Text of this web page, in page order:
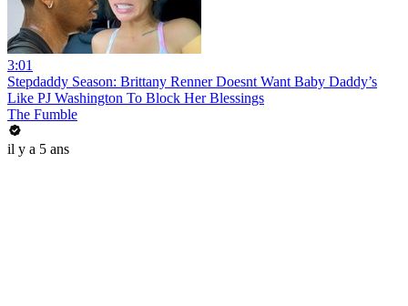
3:01
Stepdaddy Season: Brittany Renner Doesnt Want Baby Daddy’s
Like PJ Washington To Block Her Blessings
The Fumble
il y a 5 ans